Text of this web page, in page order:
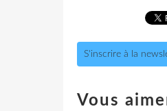
S'inscrire à la
Vous